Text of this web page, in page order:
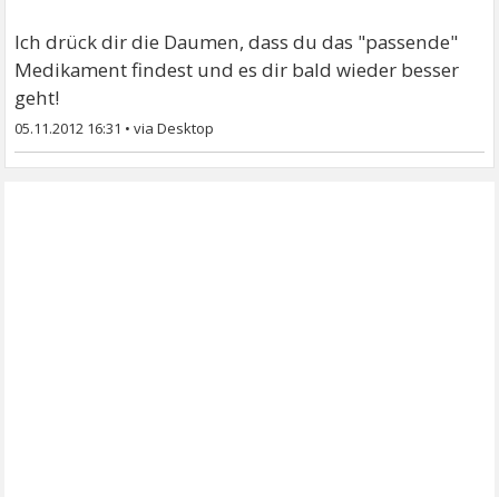
Ich drück dir die Daumen, dass du das "passende"
Medikament findest und es dir bald wieder besser
geht!
05.11.2012 16:31 •